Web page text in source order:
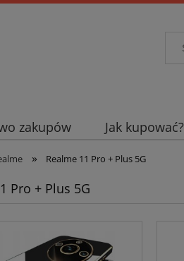
zakupów Jak kupować?
» Realme 11 Pro + Plus 5G
Pro + Plus 5G